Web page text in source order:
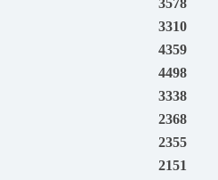
3578
3310
4359
4498
3338
2368
2355
2151